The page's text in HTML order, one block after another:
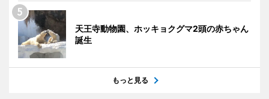
天王寺動物園、ホッキョクグマ2頭の赤ちゃん
誕生
もっと見る